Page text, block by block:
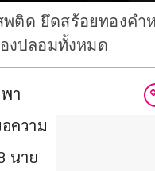
ติด ยึดสร้อยทองค
งปลอมทั้งหมด
า
ความ
นาย